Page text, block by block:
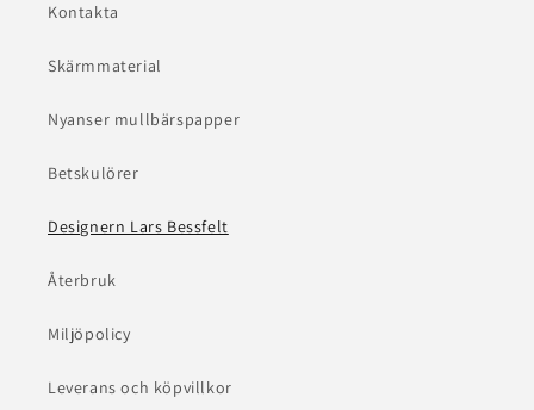
Kontakta
Skärmmaterial
Nyanser mullbärspapper
Betskulörer
Designern Lars Bessfelt
Återbruk
Miljöpolicy
Leverans och köpvillkor